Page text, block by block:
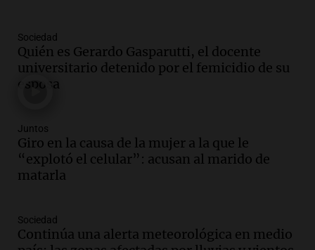
Audio.
oficialismo la explique mejor" sobre la
ley de propiedad privada
Informados al regreso
Audio.
en Rosario contra la ley de Propiedad
Privada.
Viva la Radio Rosario
la ley de Propiedad Privada debatida en
el Senado.
Sociedad
Quién es Gerardo Gasparutti, el docente
universitario detenido por el femicidio de su
esposa
Juntos
Giro en la causa de la mujer a la que le
“explotó el celular”: acusan al marido de
matarla
Sociedad
Continúa una alerta meteorológica en medio